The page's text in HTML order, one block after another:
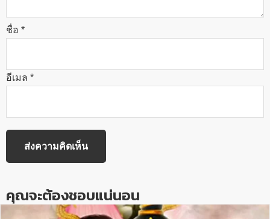
ชื่อ *
อีเมล *
คุณจะต้องชอบแน่นอน